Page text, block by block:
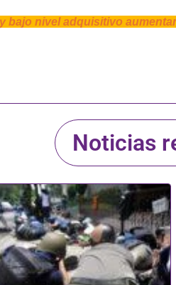
bajo nivel adquisitivo
Noticias